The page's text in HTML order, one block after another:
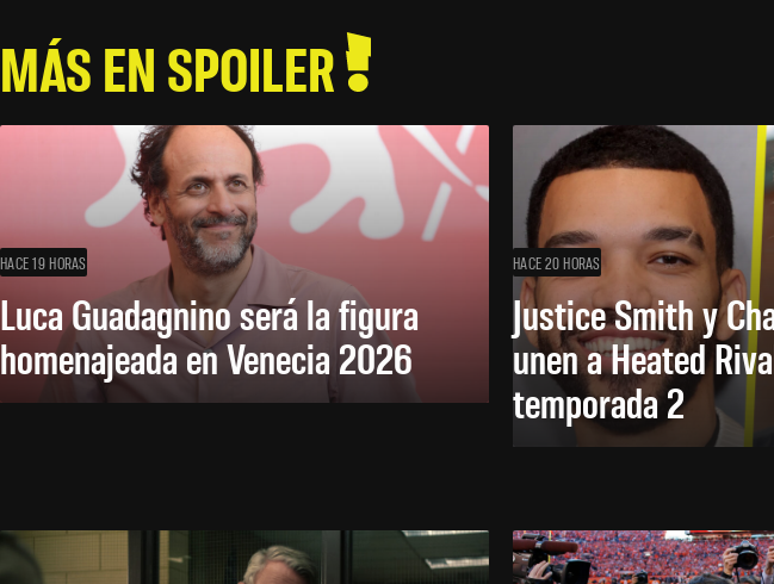
MÁS EN SPOILER
HACE 19 HORAS
Luca Guadagnino será la figura
homenajeada en Venecia 2026
HACE 20 HORAS
Justice Smith y
unen a Heated
temporada 2